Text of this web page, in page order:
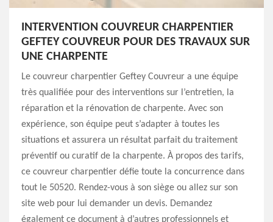
INTERVENTION COUVREUR CHARPENTIER
GEFTEY COUVREUR POUR DES TRAVAUX SUR
UNE CHARPENTE
Le couvreur charpentier Geftey Couvreur a une équipe
très qualifiée pour des interventions sur l’entretien, la
réparation et la rénovation de charpente. Avec son
expérience, son équipe peut s’adapter à toutes les
situations et assurera un résultat parfait du traitement
préventif ou curatif de la charpente. À propos des tarifs,
ce couvreur charpentier défie toute la concurrence dans
tout le 50520. Rendez-vous à son siège ou allez sur son
site web pour lui demander un devis. Demandez
également ce document à d’autres professionnels et